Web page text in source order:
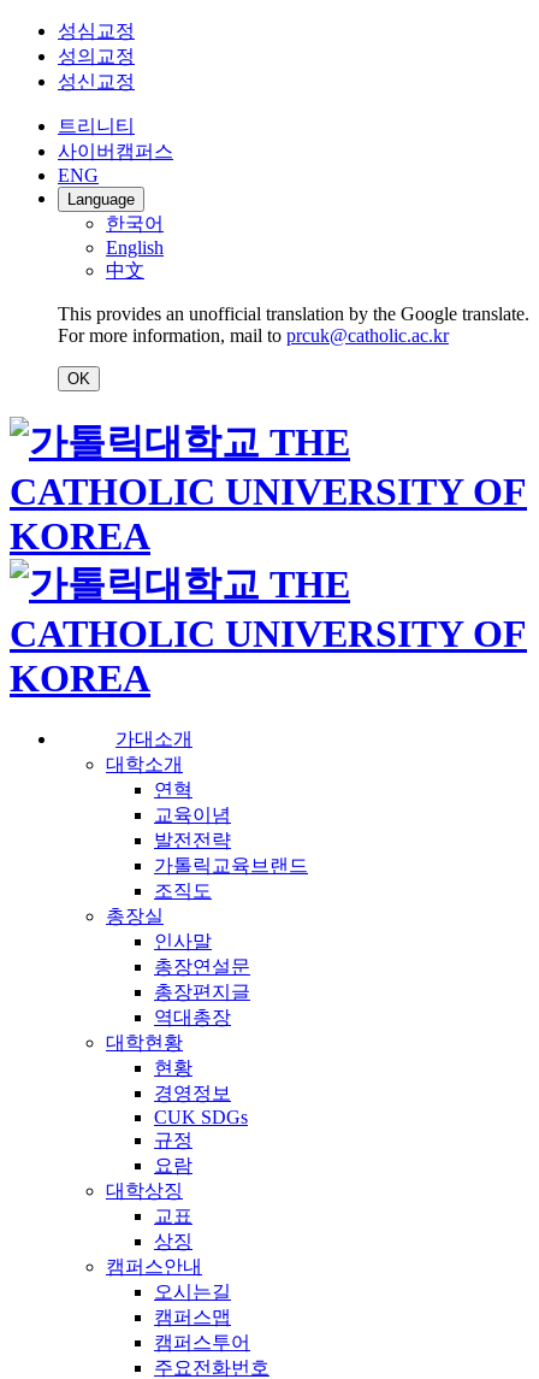
성심교정
성의교정
성신교정
트리니티
사이버캠퍼스
ENG
Language
한국어
English
中文
This provides an unofficial translation by the Google translate.
For more information, mail to prcuk@catholic.ac.kr
OK
가대소개
대학소개
연혁
교육이념
발전전략
가톨릭교육브랜드
조직도
총장실
인사말
총장연설문
총장편지글
역대총장
대학현황
현황
경영정보
CUK SDGs
규정
요람
대학상징
교표
상징
캠퍼스안내
오시는길
캠퍼스맵
캠퍼스투어
주요전화번호